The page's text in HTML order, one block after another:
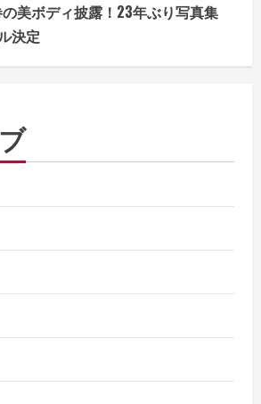
美ボディ披露！23年ぶり写真集
決定